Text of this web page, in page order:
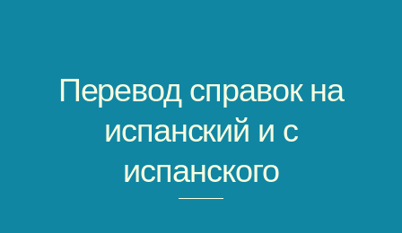
Перевод справок на
испанский и с
испанского